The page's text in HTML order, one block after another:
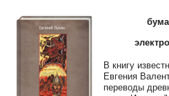
В книгу
Евгения
переводы